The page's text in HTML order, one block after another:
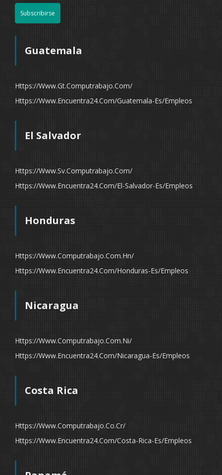
Subscribirse
Guatemala
Https://www.gt.computrabajo.com/
Https://www.encuentra24.com/guatemala-Es/empleos
El Salvador
Https://www.sv.computrabajo.com/
Https://www.encuentra24.com/el-Salvador-Es/empleos
Honduras
Https://www.computrabajo.com.hn/
Https://www.encuentra24.com/honduras-Es/empleos
Nicaragua
Https://www.computrabajo.com.ni/
Https://www.encuentra24.com/nicaragua-Es/empleos
Costa Rica
Https://www.computrabajo.co.cr/
Https://www.encuentra24.com/costa-Rica-Es/empleos